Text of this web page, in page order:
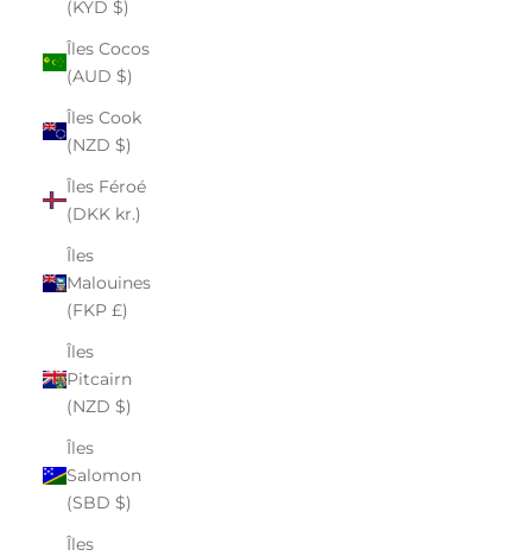
(KYD $)
Îles Cocos
(AUD $)
Îles Cook
(NZD $)
Îles Féroé
(DKK kr.)
Îles
Malouines
(FKP £)
Îles
Pitcairn
(NZD $)
Îles
Salomon
(SBD $)
Îles